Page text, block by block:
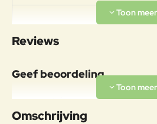
Specificaties
Materiaal:
Aluminium
Reviews
Geef beoordeling
Uw naam:
Omschrijving